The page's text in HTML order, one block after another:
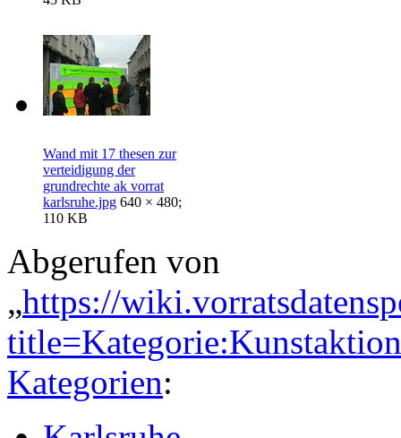
Wand mit 17 thesen zur
verteidigung der
grundrechte ak vorrat
karlsruhe.jpg 640 × 480;
110 KB
Abgerufen von
„https://
Kategorien: